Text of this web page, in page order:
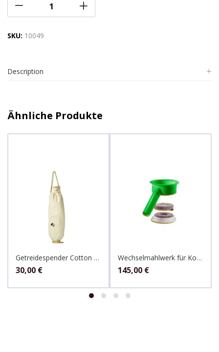
SKU: 10049
Description
Ähnliche Produkte
Getreidespender Cotton 3 kg Sack
30,00 €
Wechselmahlwerk für Komo 600 Watt Mühlen
145,00 €